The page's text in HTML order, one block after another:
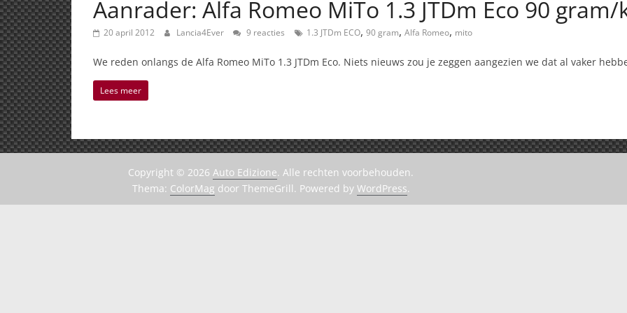
Aanrader: Alfa Romeo MiTo 1.3 JTDm Eco 90 gram/
20 april 2012 Lancia4Ever 9 reacties 1.3 JTDm ECO, 90 gram, Alfa Romeo, mito
We reden onlangs de Alfa Romeo MiTo 1.3 JTDm Eco. Niets nieuws zou je zeggen aangezien we dat al vaker
Lees meer
Copyright © 2026 Auto Edizione. Alle rechten voorbehouden.
Thema: ColorMag door ThemeGrill. Powered by WordPress.